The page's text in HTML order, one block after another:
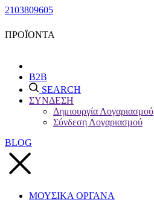
2103809605
ΠΡΟΪΟΝΤΑ
B2B
SEARCH
ΣΥΝΔΕΣΗ
Δημιουργία Λογαριασμού
Σύνδεση Λογαριασμού
BLOG
ΜΟΥΣΙΚΑ ΟΡΓΑΝΑ